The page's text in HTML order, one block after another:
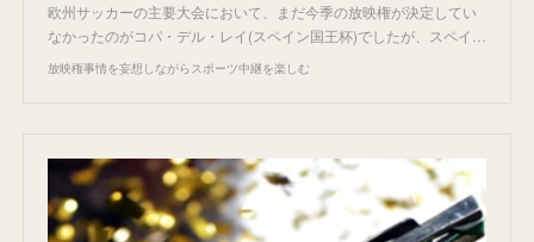
欧州サッカーの主要大会において、まだ今季の放映権が決定してい
なかったのがコパ・デル・レイ(スペイン国王杯)でしたが、スペイ…
放映権事情を妄想しながらスポーツ中継を楽しむ